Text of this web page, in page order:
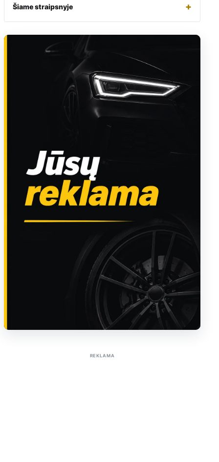
Šiame straipsnyje +
REKLAMA